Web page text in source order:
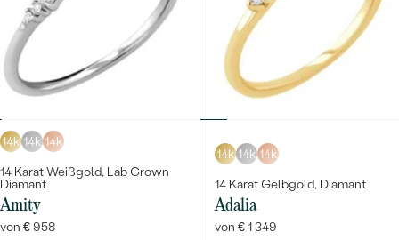
14k 14k 14k
14 Karat Weißgold, Lab Grown
Diamant
Amity
von € 958
14k 14k 14k
14 Karat Gelbgold, Diamant
Adalia
von € 1 349